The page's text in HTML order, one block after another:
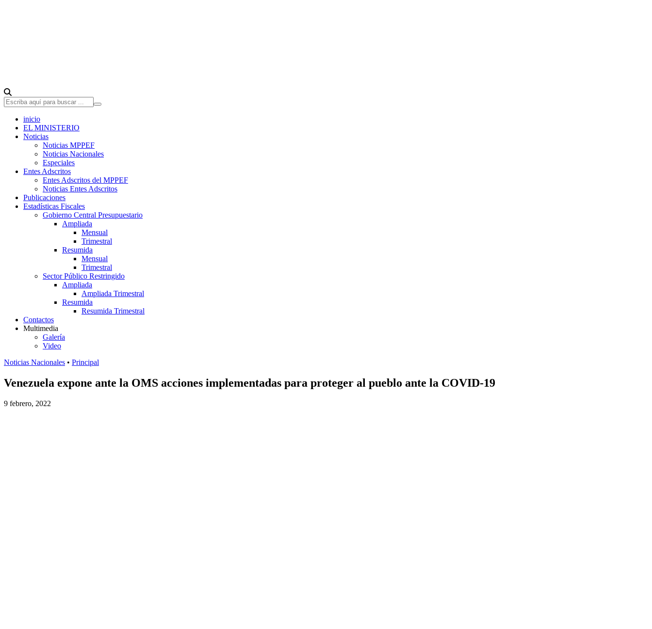
inicio
EL MINISTERIO
Noticias
Noticias MPPEF
Noticias Nacionales
Especiales
Entes Adscritos
Entes Adscritos del MPPEF
Noticias Entes Adscritos
Publicaciones
Estadísticas Fiscales
Gobierno Central Presupuestario
Ampliada
Mensual
Trimestral
Resumida
Mensual
Trimestral
Sector Público Restringido
Ampliada
Ampliada Trimestral
Resumida
Resumida Trimestral
Contactos
Multimedia
Galería
Video
Noticias Nacionales • Principal
Venezuela expone ante la OMS acciones implementadas para proteger al pueblo ante la COVID-19
9 febrero, 2022